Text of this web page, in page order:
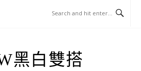
黑白雙搭